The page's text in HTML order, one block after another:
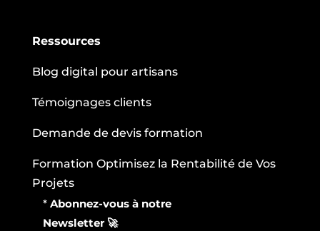
Ressources
Blog digital pour artisans
Témoignages clients
Demande de devis formation
Formation Optimisez la Rentabilité de Vos
Projets
* Abonnez-vous à notre
Newsletter 🚀